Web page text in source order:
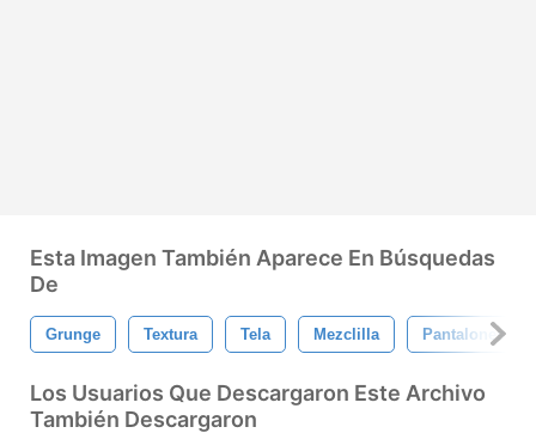
Esta Imagen También Aparece En Búsquedas
De
Grunge Textura Tela Mezclilla Pantalones
Los Usuarios Que Descargaron Este Archivo
También Descargaron